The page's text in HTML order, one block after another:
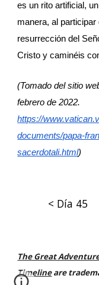
es un rito artificial,
manera, al
resurrección del
Cristo y caminéis
(Tomado del sitio
febrero de 2022.
https://
documents/papa-
sacerdotali.html)
< Día 45
The Great
Timelineare